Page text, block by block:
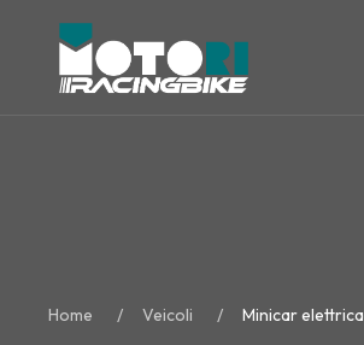
Home Veicoli Minicar elettrica